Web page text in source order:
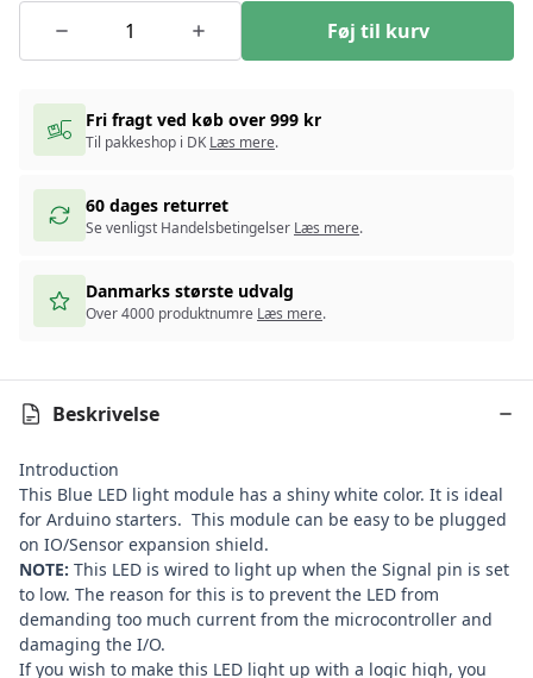
Føj til kurv
Fri fragt ved køb over 999 kr
Til pakkeshop i DK Læs mere.
60 dages returret
Se venligst Handelsbetingelser Læs mere.
Danmarks største udvalg
Over 4000 produktnumre Læs mere.
Beskrivelse
Introduction
This Blue LED light module has a shiny white color. It is ideal
for Arduino starters. This module can be easy to be plugged
on IO/Sensor expansion shield.
NOTE: This LED is wired to light up when the Signal pin is set
to low. The reason for this is to prevent the LED from
demanding too much current from the microcontroller and
damaging the I/O.
If you wish to make this LED light up with a logic high, you